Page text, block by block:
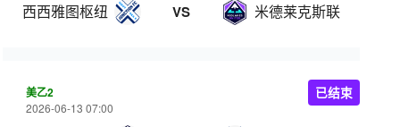
西西雅图枢纽 VS 米德莱克斯联
美乙2
2026-06-13 07:00
已结束